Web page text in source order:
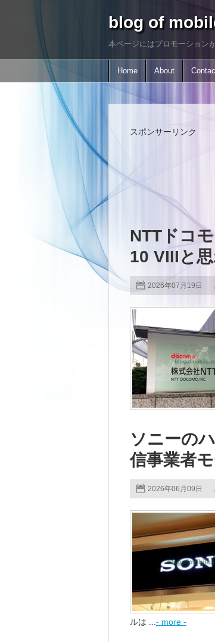
blog of
本ページにはプロモーション
Home About
スポンサーリンク
NTTドコ
10 VIIIと
2026年07月19日
ソニーの
信事業者
2026年06月09日
ルは ... - more -